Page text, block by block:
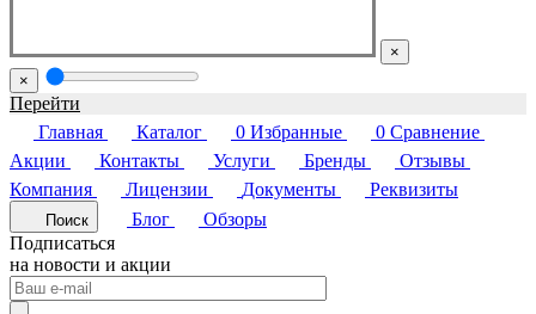
×
×
Перейти
Главная
Каталог 0 Избранные 0 Сравнение
Акции
Контакты Услуги Бренды
Отзывы
Компания
Лицензии Документы Реквизиты
Поиск Блог
Обзоры
Подписаться
на новости и акции